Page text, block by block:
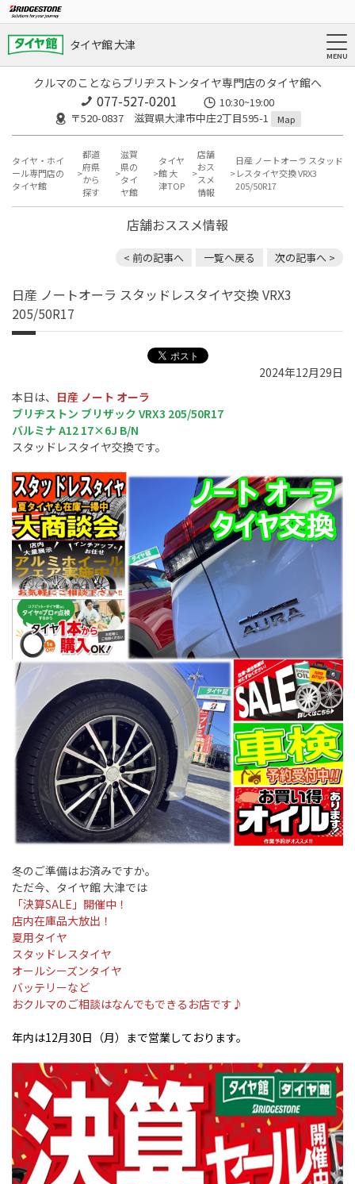
タイヤ館 大津
クルマのことならブリヂストンタイヤ専門店のタイヤ館へ
077-527-0201
10:30~19:00
〒520-0837 滋賀県大津市中庄2丁目595-1
Map
タイヤ・ホイ
ール専門店の
タイヤ館
都道
府県
から
探す
滋賀
県の
タイ
ヤ館
タイヤ
館 大
津TOP
店舗
おス
スメ
情報
日産 ノートオーラ スタッド
レスタイヤ交換 VRX3
205/50R17
店舗おススメ情報
< 前の記事へ 一覧へ戻る 次の記事へ >
日産 ノートオーラ スタッドレスタイヤ交換 VRX3
205/50R17
2024年12月29日
本日は、 日産 ノート オーラ
ブリヂストン ブリザック VRX3 205/50R17
バルミナ A12 17×6J B/N
スタッドレスタイヤ交換です。
冬のご準備はお済みですか。
ただ今、タイヤ館 大津では
「決算SALE」開催中！
店内在庫品大放出！
夏用タイヤ
スタッドレスタイヤ
オールシーズンタイヤ
バッテリーなど
おクルマのご相談はなんでもできるお店です♪
年内は12月30日（月）まで営業しております。